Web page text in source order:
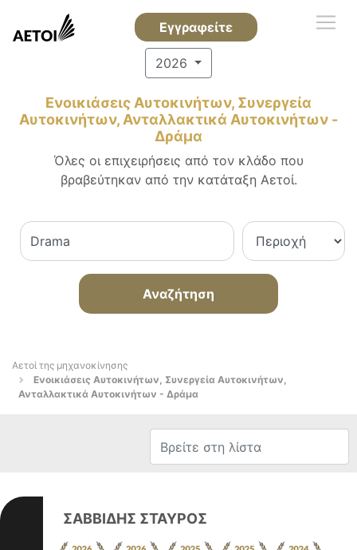
Εγγραφείτε
2026
Ενοικιάσεις Αυτοκινήτων, Συνεργεία
Αυτοκινήτων, Ανταλλακτικά Αυτοκινήτων -
Δράμα
Όλες οι επιχειρήσεις από τον κλάδο που
βραβεύτηκαν από την κατάταξη Αετοί.
Αναζήτηση
Αετοί της μηχανοκίνησης
Ενοικιάσεις Αυτοκινήτων, Συνεργεία Αυτοκινήτων,
Ανταλλακτικά Αυτοκινήτων - Δράμα
ΣΑΒΒΙΔΗΣ ΣΤΑΥΡΟΣ